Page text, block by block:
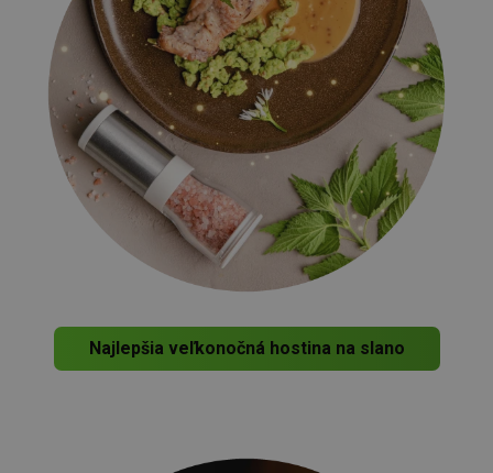
Najlepšia veľkonočná hostina na slano